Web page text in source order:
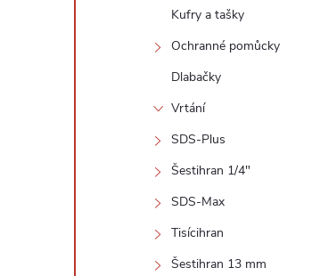
Kufry a tašky
Ochranné pomůcky
Dlabačky
Vrtání
SDS-Plus
Šestihran 1/4"
SDS-Max
Tisícihran
Šestihran 13 mm